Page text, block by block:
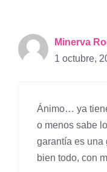
Minerva
1 octubre,
Ánimo… ya
o menos sabe
garantía es una
bien todo, con